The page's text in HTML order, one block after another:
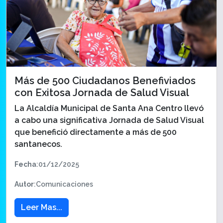
Más de 500 Ciudadanos Benefiviados
con Exitosa Jornada de Salud Visual
La Alcaldía Municipal de Santa Ana Centro llevó
a cabo una significativa Jornada de Salud Visual
que benefició directamente a más de 500
santanecos.
Fecha:01/12/2025
Autor:Comunicaciones
Leer Mas...